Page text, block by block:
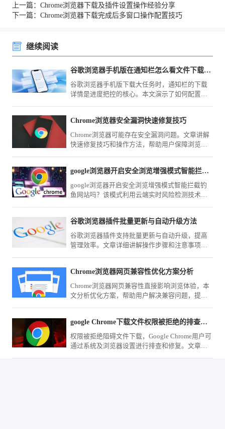
上一篇：Chrome浏览器下载及插件设置操作经验分享
下一篇：Chrome浏览器下载完成后多窗口操作配置技巧
继续阅读
谷歌浏览器手机版在通知栏怎么看文件下载的具体百分比
谷歌浏览器手机版下载大任务时，通知栏的下载
详情是进度把控的核心。本文演示了如何配置显
使用。
Chrome浏览器安全漏洞快速修复技巧
Chrome浏览器可能存在安全漏洞问题。文章讲解
快速修复技巧和操作方法，帮助用户保障浏览器
google浏览器开启安全浏览增强模式智能拦截钓鱼网站吗
google浏览器开启安全浏览增强模式智能拦截钓
鱼网站吗？该模式利用云端实时风险检测技术，
谷歌浏览器插件批量更新与自动升级方法
谷歌浏览器插件支持批量更新与自动升级，提高
管理效率。文章详细讲解操作步骤和注意事项，
Chrome浏览器网页兼容性优化方案分析
Chrome浏览器网页兼容性直接影响浏览体验，本
文分析优化方案，帮助用户解决兼容问题，提高
google Chrome下载文件权限被拒绝的排查与修复
权限被拒绝阻碍文件下载，Google Chrome用户可
通过系统及浏览器设置进行排查和修复。文章介